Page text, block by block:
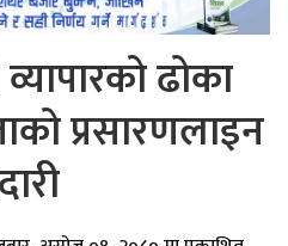
ढोका
प्रसारणलाइन